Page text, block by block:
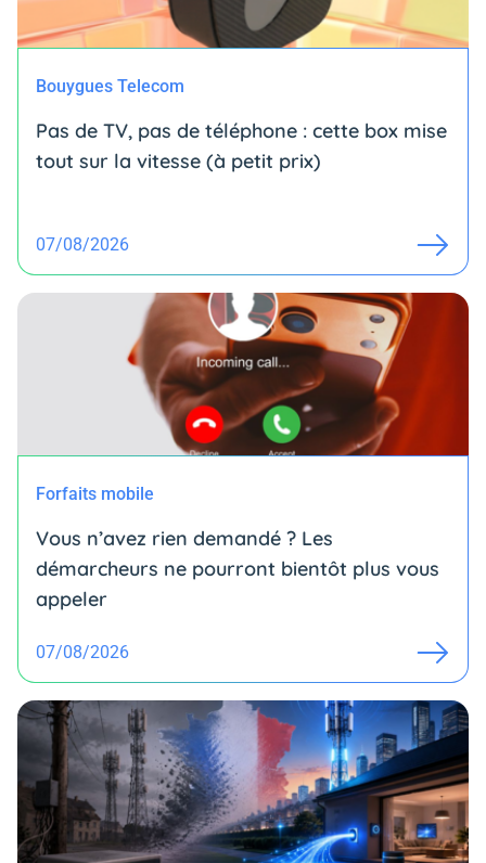
Bouygues Telecom
Pas de TV, pas de téléphone : cette box mise
tout sur la vitesse (à petit prix)
07/08/2026
Forfaits mobile
Vous n’avez rien demandé ? Les
démarcheurs ne pourront bientôt plus vous
appeler
07/08/2026